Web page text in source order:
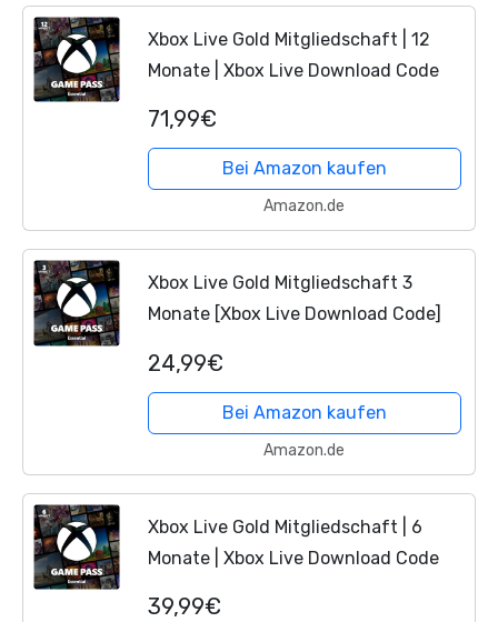
Xbox Live Gold Mitgliedschaft | 12
Monate | Xbox Live Download Code
71,99€
Bei Amazon kaufen
Amazon.de
Xbox Live Gold Mitgliedschaft 3
Monate [Xbox Live Download Code]
24,99€
Bei Amazon kaufen
Amazon.de
Xbox Live Gold Mitgliedschaft | 6
Monate | Xbox Live Download Code
39,99€